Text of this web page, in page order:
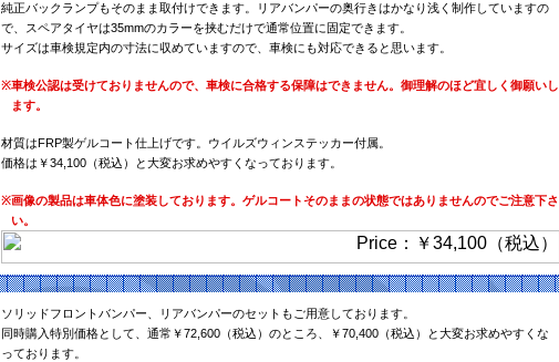
純正バックランプもそのまま取付けできます。リアバンパーの奥行きはかなり浅く制作していますの
で、スペアタイヤは35mmのカラーを挟むだけで通常位置に固定できます。
サイズは車検規定内の寸法に収めていますので、車検にも対応できると思います。
※車検公認は受けておりませんので、車検に合格する保障はできません。御理解のほど宜しく御願いし
ます。
材質はFRP製ゲルコート仕上げです。ウイルズウィンステッカー付属。
価格は￥34,100（税込）と大変お求めやすくなっております。
※画像の製品は車体色に塗装しております。ゲルコートそのままの状態ではありませんのでご注意下さ
い。
ソリッドフロントバンパー、リアバンパーのセットもご用意しております。
同時購入特別価格として、通常￥72,600（税込）のところ、￥70,400（税込）と大変お求めやすくな
っております。